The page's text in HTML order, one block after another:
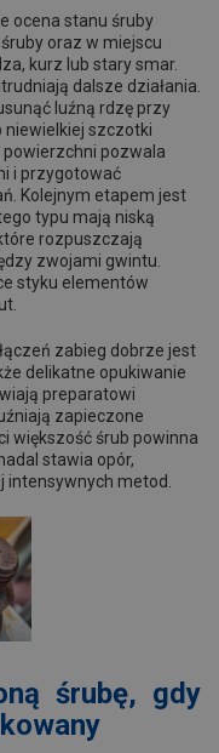
ocena stanu śruby
oraz w miejscu
kurz lub stary smar.
dalsze działania.
luźną rdzę przy
niewielkiej szczotki
powierzchni pozwala
i przygotować
Kolejnym etapem jest
typu mają niską
rozpuszczają
zwojami gwintu.
styku elementów
zabieg dobrze jest
delikatne opukiwanie
preparatowi
zapieczone
większość śrub powinna
stawia opór,
metod.
śrubę, gdy